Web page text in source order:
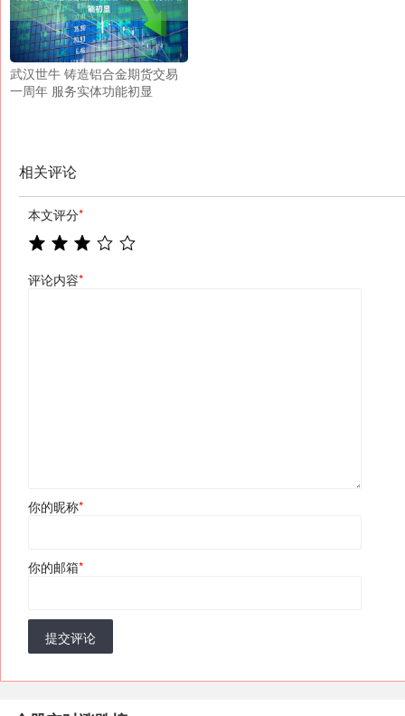
武汉世牛 铸造铝合金期货交易
一周年 服务实体功能初显
相关评论
本文评分*
评论内容*
你的昵称*
你的邮箱*
提交评论